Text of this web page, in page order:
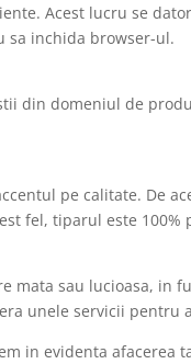
Acest lucru se
sa inchida browser-ul.
din domeniul de
pe calitate. De
fel, tiparul este
mata sau lucioasa, in
unele servicii pentru
in evidenta